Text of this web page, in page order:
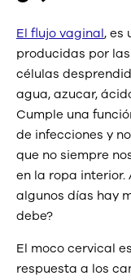
El flujo vaginal, es
producidas por
células
agua, azucar,
Cumple una
de infecciones y
que no siempre
en la ropa interior.
algunos días hay
debe?
El moco cervical
respuesta a los